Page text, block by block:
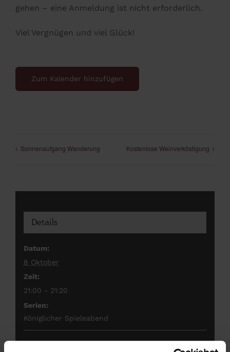
gehen – eine Anmeldung ist nicht erforderlich.
Viel Vergnügen und viel Glück!
Zum Kalender hinzufügen
Sonnenaufgang Wanderung Kostenlose Weinverköstigung
Details
Datum:
8 Oktober
Zeit:
21:00 - 21:20
Serien:
Königlicher Spieleabend